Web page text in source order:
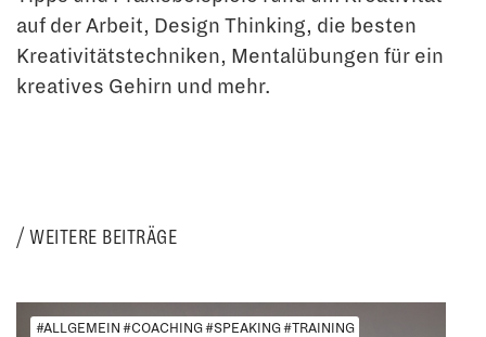
auf der Arbeit, Design Thinking, die besten
Kreativitätstechniken, Mentalübungen für ein
kreatives Gehirn und mehr.
WEITERE BEITRÄGE
#ALLGEMEIN #COACHING #SPEAKING #TRAINING